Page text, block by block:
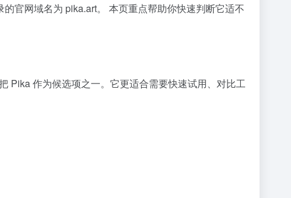
官网域名为 pika.art。 本页重点帮助你快速判断它适不
Pika 作为候选项之一。它更适合需要快速试用、对比工